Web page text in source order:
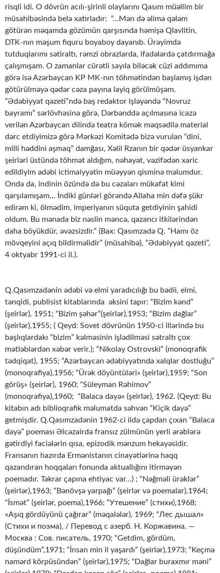
risqli idi. O dövrün acılı-şirinli olaylarını Qasım müəllim bir
müsahibəsində belə xatırladır: “…Mən də əlimə qələm
götürən məqamda gözümün qarşısında həmişə Qlavlitin,
DTK-nın məşum fiquru boyaboy dayanıb. Ürəyimdə
tutduqlarımı sətiraltı, rəmzi obrazlarda, ifadələrdə çatdırmağa
çalışmışam. O zamanlar cürətli sayıla biləcək cüzi addımıma
görə isə Azərbaycan KP MK-nın töhmətindən başlamış işdən
götürülməyə qədər cəza payına layiq görülmüşəm.
”Ədəbiyyat qəzeti”ndə baş redaktor işləyəndə “Novruz
bayramı” sərlövhəsinə görə, Dərbənddə açılmasına icazə
verilən Azərbaycan dilində teatra kömək məqsədilə material
dərc etdiyimizə görə Mərkəzi Komitədə bizə vurulan “dini,
milli həddini aşmaq” damğası, Xəlil Rzanın bir qədər üsyankar
şeirləri üstündə töhmət aldığım, nəhayət, vəzifədən xaric
edildiyim ədəbi ictimaiyyətin müəyyən qisminə məlumdur.
Onda da, indinin özündə də bu cəzaları mükafat kimi
qarşılamışam… İndiki günləri görəndə Allaha min dəfə şükr
edirəm ki, ölmədim, imperiyanın süquta getdiyinin şahidi
oldum. Bu mənada biz nəslin məncə, qazancı itkilərindən
daha böyükdür, əvəzsizdir.” (Bax: Qasımzadə Q. ”Hamı öz
mövqeyini açıq bildirməlidir” (müsahibə), ”Ədəbiyyat qəzeti”,
4 oktyabr 1991-ci il.).
Q.Qasımzadənin ədəbi və elmi yaradıcılığı bu bədii, elmi,
tənqidi, publisist kitablarında əksini tapır: “Bizim kənd”
(şeirlər), 1951; “Bizim şəhər”(şeirlər),1953; “Bizim dağlar”
(şeirlər),1955; ( Qeyd: Sovet dövrünün 1950-ci illərində bu
başlıqlardakı “bizim” kəlməsinin işlədilməsi sətraltı çox
mətləblərdən xəbər verir.); “Nikolay Ostrovski” (monoqrafik
tədqiqat), 1955; “Azərbaycan ədəbiyyatında xalqlar dostluğu”
(monoqrafiya),1956; “Ürək döyüntüləri» (şeirlər),1959; “Son
görüş» (şeirlər), 1960; “Süleyman Rəhimov”
(monoqrafiya),1960; “Balaca dayə» (şeirlər), 1962. (Qeyd: Bu
kitabın adı biblioqrafik məlumatda səhvən “Kiçik dayə”
getmişdir. Q.Qasımzadənin 1962-ci ildə çapdan çıxan “Balaca
dayə” poeması Əlcəzairdə fransız zülmünün yerli ərəblərə
gətirdiyi faciələrin qısa, epizodik mənzum hekayəsidir.
Fransanın hazırda Ermənistanın cinayətlərinə haqq
qazandıran hoqqaları fonunda aktuallığını itirməyən
poemadır. Təkrar çapına ehtiyac var…) ; “Nəğməli ürəklər”
(şeirlər),1963; “Bənövşə yarpağı” (şeirlər və poemalar),1964;
“İsmət” (şeirlər, poema),1966; “Утешение” (стихи),1968;
«Aşıq gördüyünü çağırаr” (məqalələr), 1969; “Лес дышал»
(Стихи и поэма), / Перевод с азерб. Н. Коржавина. —
Москва : Сов. писатель, 1970; “Getdim, gördüm,
düşündüm”,1971; “İnsan min il yaşardı” (şeirlər),1973; “Keçmə
namərd körpüsündən” (şeirlər),1975; “Dağlar buraxmır məni”